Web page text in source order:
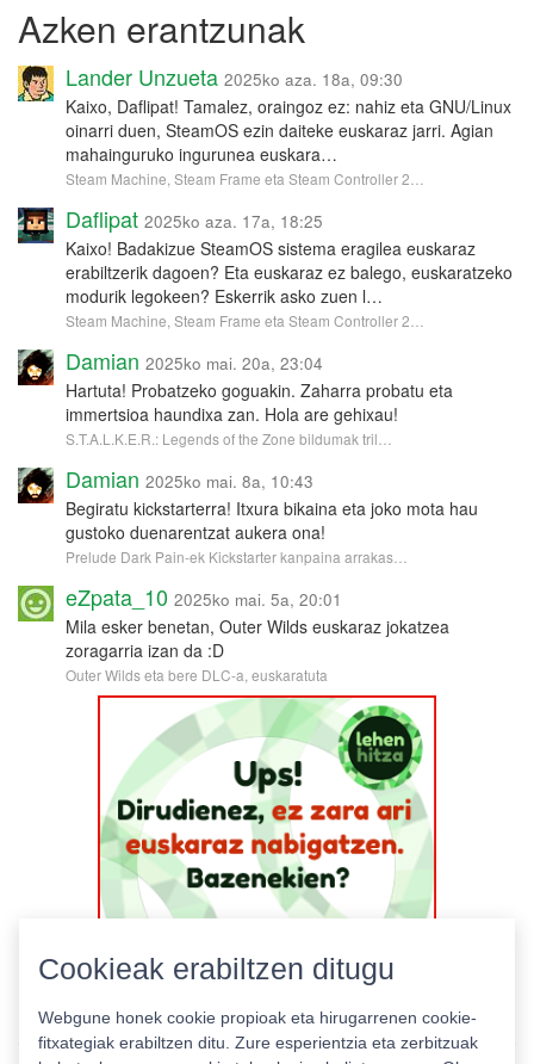
Azken erantzunak
Lander Unzueta 2025ko aza. 18a, 09:30
Kaixo, Daflipat! Tamalez, oraingoz ez: nahiz eta GNU/Linux
oinarri duen, SteamOS ezin daiteke euskaraz jarri. Agian
mahainguruko ingurunea euskara…
Steam Machine, Steam Frame eta Steam Controller 2…
Daflipat 2025ko aza. 17a, 18:25
Kaixo! Badakizue SteamOS sistema eragilea euskaraz
erabiltzerik dagoen? Eta euskaraz ez balego, euskaratzeko
modurik legokeen? Eskerrik asko zuen l…
Steam Machine, Steam Frame eta Steam Controller 2…
Damian 2025ko mai. 20a, 23:04
Hartuta! Probatzeko goguakin. Zaharra probatu eta
immertsioa haundixa zan. Hola are gehixau!
S.T.A.L.K.E.R.: Legends of the Zone bildumak tril…
Damian 2025ko mai. 8a, 10:43
Begiratu kickstarterra! Itxura bikaina eta joko mota hau
gustoko duenarentzat aukera ona!
Prelude Dark Pain-ek Kickstarter kanpaina arrakas…
eZpata_10 2025ko mai. 5a, 20:01
Mila esker benetan, Outer Wilds euskaraz jokatzea
zoragarria izan da :D
Outer Wilds eta bere DLC-a, euskaratuta
Cookieak erabiltzen ditugu
Webgune honek cookie propioak eta hirugarrenen cookie-
fitxategiak erabiltzen ditu. Zure esperientzia eta zerbitzuak